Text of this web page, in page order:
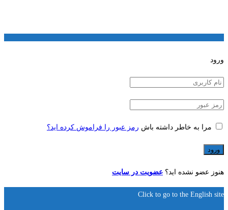
ورود
مرا به خاطر داشته باش رمز عبور را فراموش کرده اید؟
هنوز عضو نشده اید؟ عضویت در سایت
Click to go to the English site